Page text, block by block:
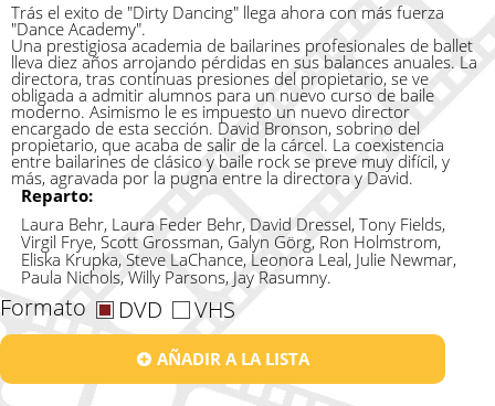
Trás el exito de "Dirty Dancing" llega ahora con más fuerza
"Dance Academy".
Una prestigiosa academia de bailarines profesionales de ballet
lleva diez años arrojando pérdidas en sus balances anuales. La
directora, tras continuas presiones del propietario, se ve
obligada a admitir alumnos para un nuevo curso de baile
moderno. Asimismo le es impuesto un nuevo director
encargado de esta sección. David Bronson, sobrino del
propietario, que acaba de salir de la cárcel. La coexistencia
entre bailarines de clásico y baile rock se preve muy difícil, y
más, agravada por la pugna entre la directora y David.
Reparto:
Laura Behr, Laura Feder Behr, David Dressel, Tony Fields,
Virgil Frye, Scott Grossman, Galyn Görg, Ron Holmstrom,
Eliska Krupka, Steve LaChance, Leonora Leal, Julie Newmar,
Paula Nichols, Willy Parsons, Jay Rasumny.
Formato DVD VHS
AÑADIR A LA LISTA